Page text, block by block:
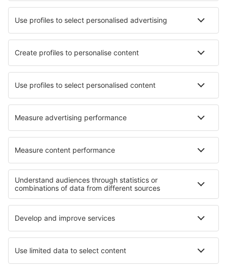
l'esistenza di basi importanti e giuridicamente
giustificate per il trattamento dei dati, superiori agli
interessi, alle leggi e alle libertà della persona i cui dati
sono trattati, o basi per determinare, perseguire o
difendere le richieste
Soprattutto in caso di trattamento dei dati personali, ai
sensi dell'articolo 6, comma 1 lettera f) del GDPR (vedi
dettagli sopra), per finalità di marketing eSky,
l'opposizione non deve essere giustificata da una
situazione specifica e l'Amministratore dei Dati non sarà
in grado di trattare i dati personali, ai sensi dell'articolo
6, comma 1 lettera f) del GDPR, a seguito
dell'opposizione, per finalità di marketing eSky,
nell'ambito di applicazione dei dati precedentemente
trattati.
È possibile ritirare l'autorizzazione presso la sede del
all'indirizzowww.eskytravel.it(sezione: Contatti).
Oltre al diritto di revocare l'autorizzazione e presentare